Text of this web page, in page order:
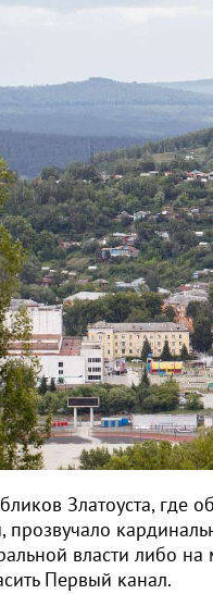
Златоуста, где
власти либо
Первый канал.